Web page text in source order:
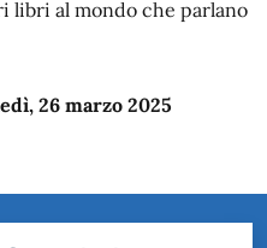
libri al mondo che parlano
26 marzo 2025